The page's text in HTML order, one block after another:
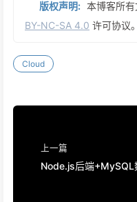
结果。